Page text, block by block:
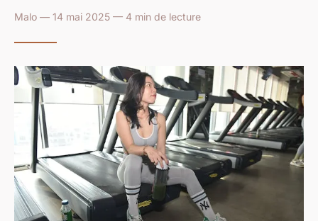
Malo — 14 mai 2025 — 4 min de lecture